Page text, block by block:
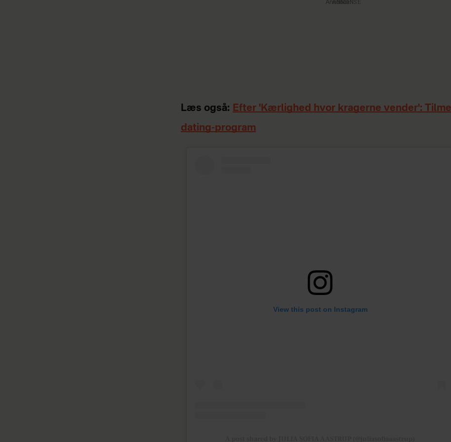
Annonce
Læs også: Efter 'Kærlighed hvor kragerne vender':
dating-program
View this post on Instagram